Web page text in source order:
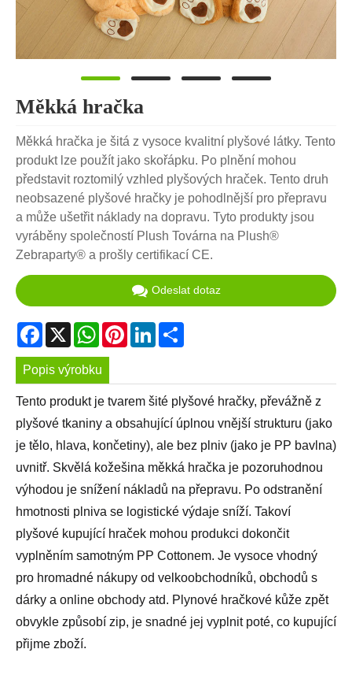
Měkká hračka
Měkká hračka je šitá z vysoce kvalitní plyšové látky. Tento
produkt lze použít jako skořápku. Po plnění mohou
představit roztomilý vzhled plyšových hraček. Tento druh
neobsazené plyšové hračky je pohodlnější pro přepravu
a může ušetřit náklady na dopravu. Tyto produkty jsou
vyráběny společností Plush Továrna na Plush®
Zebraparty® a prošly certifikací CE.
Odeslat dotaz
Facebook
X WhatsApp
PinterestLinkedIn
Popis výrobku
Tento produkt je tvarem šité plyšové hračky, převážně z
plyšové tkaniny a obsahující úplnou vnější strukturu (jako
je tělo, hlava, končetiny), ale bez plniv (jako je PP bavlna)
uvnitř. Skvělá kožešina měkká hračka je pozoruhodnou
výhodou je snížení nákladů na přepravu. Po odstranění
hmotnosti plniva se logistické výdaje sníží. Takoví
plyšové kupující hraček mohou produkci dokončit
vyplněním samotným PP Cottonem. Je vysoce vhodný
pro hromadné nákupy od velkoobchodníků, obchodů s
dárky a online obchody atd. Plynové hračkové kůže zpět
obvykle způsobí zip, je snadné jej vyplnit poté, co kupující
přijme zboží.